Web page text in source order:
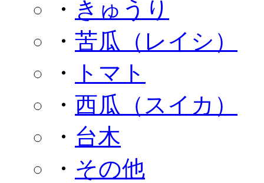
・ きゅうり
・ 苦瓜（レイシ）
・
トマト
・ 西瓜（スイカ）
・ 台木
・ その他